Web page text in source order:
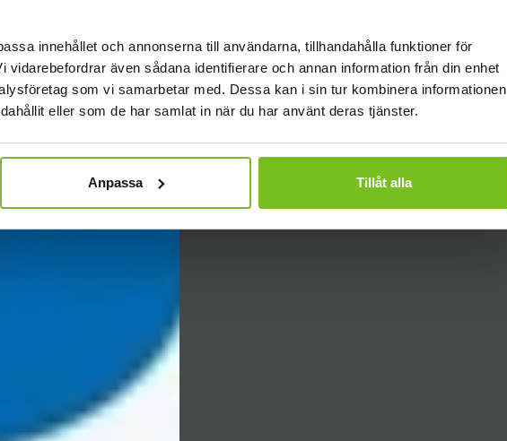
innehållet och annonserna till användarna, tillhandahålla funktioner för
även sådana identifierare och annan information från din enhet
som vi samarbetar med. Dessa kan i sin tur kombinera informationen
eller som de har samlat in när du har använt deras tjänster.
Anpassa Tillåt alla